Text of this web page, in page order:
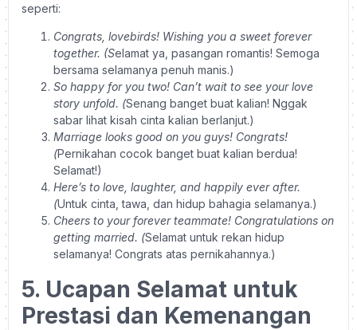
seperti:
Congrats, lovebirds! Wishing you a sweet forever
together. (Selamat ya, pasangan romantis! Semoga
bersama selamanya penuh manis.)
So happy for you two! Can’t wait to see your love
story unfold. (Senang banget buat kalian! Nggak
sabar lihat kisah cinta kalian berlanjut.)
Marriage looks good on you guys! Congrats!
(Pernikahan cocok banget buat kalian berdua!
Selamat!)
Here’s to love, laughter, and happily ever after.
(Untuk cinta, tawa, dan hidup bahagia selamanya.)
Cheers to your forever teammate! Congratulations on
getting married. (Selamat untuk rekan hidup
selamanya! Congrats atas pernikahannya.)
5. Ucapan Selamat untuk
Prestasi dan Kemenangan